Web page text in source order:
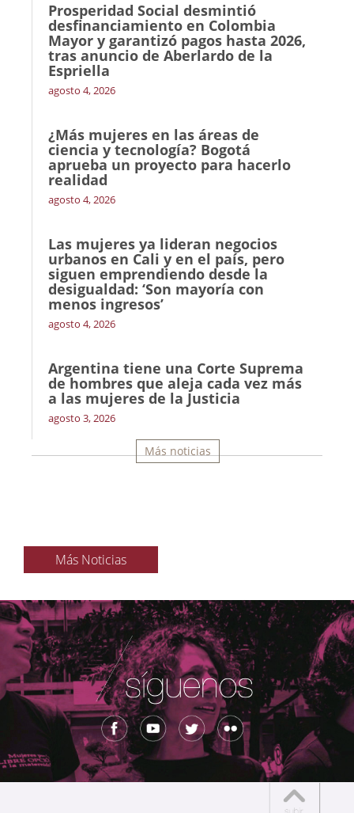
Prosperidad Social desmintió
desfinanciamiento en Colombia
Mayor y garantizó pagos hasta 2026,
tras anuncio de Aberlardo de la
Espriella
agosto 4, 2026
¿Más mujeres en las áreas de
ciencia y tecnología? Bogotá
aprueba un proyecto para hacerlo
realidad
agosto 4, 2026
Las mujeres ya lideran negocios
urbanos en Cali y en el país, pero
siguen emprendiendo desde la
desigualdad: ‘Son mayoría con
menos ingresos’
agosto 4, 2026
Argentina tiene una Corte Suprema
de hombres que aleja cada vez más
a las mujeres de la Justicia
agosto 3, 2026
Más noticias
Más Noticias